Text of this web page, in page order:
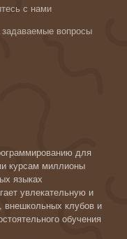
с нами
задаваемые вопросы
для
курсам миллионы
языках
увлекательную и
клубов и
обучения